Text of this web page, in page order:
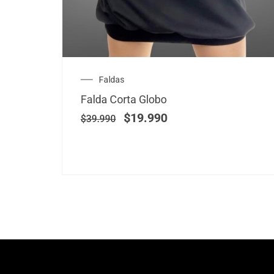
Faldas
Falda Corta Globo
$39.990
El
precio
original
era:
$19.990es: